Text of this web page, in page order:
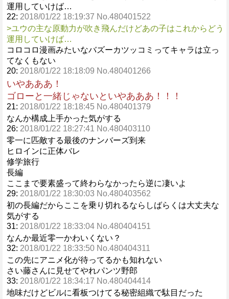
運用していけば…
22: 2018/01/22 18:19:37 No.480401522
>ユウの主な原動力が吹き飛んだけどあの子はこれからどう
運用していけば…
コロコロ漫画みたいなバズーカツッコミってキャラは立っ
てなくもない
20: 2018/01/22 18:18:09 No.480401266
いやあああ！
ゴローと一緒じゃないといやあああ！！！
21: 2018/01/22 18:18:45 No.480401379
なんか構成上手かった気がする
26: 2018/01/22 18:27:41 No.480403110
零一に匹敵する最後のナンバーズ到来
ヒロインに正体バレ
修学旅行
長編
ここまで要素盛って終わらなかったら逆に凄いよ
29: 2018/01/22 18:30:03 No.480403562
初の長編だからここを乗り切れるならしばらくは大丈夫な
気がする
31: 2018/01/22 18:33:04 No.480404151
なんか最近零一かわいくない？
32: 2018/01/22 18:33:50 No.480404311
この先にアニメ化が待ってるかも知れない
さい藤さんに見せてやれパンツ野郎
33: 2018/01/22 18:34:17 No.480404414
地味だけどビルに看板つけてる秘密組織で駄目だった